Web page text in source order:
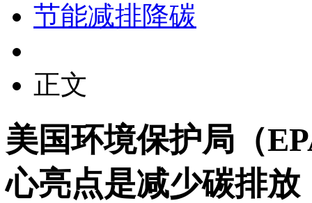
节能减排降碳
正文
美国环境保护局（
心亮点是减少碳排放